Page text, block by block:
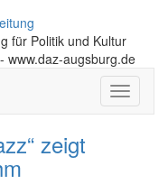
für Politik und Kultur
www.daz-augsburg.de
Toggle
zeigt